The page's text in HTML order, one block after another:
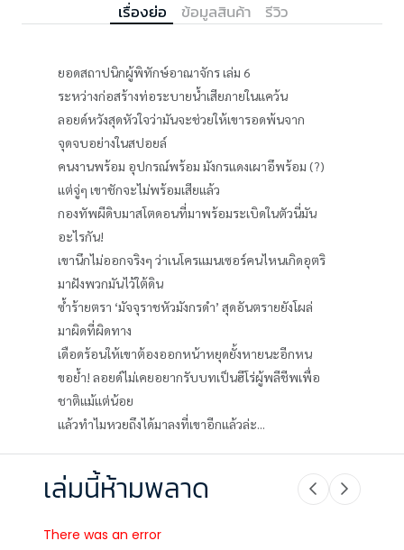
เรื่องย่อ ข้อมูลสินค้า รีวิว
ยอดสถาปนิกผู้พิทักษ์อาณาจักร เล่ม 6
ระหว่างก่อสร้างท่อระบายน้ำเสียภายในแคว้น
ลอยด์หวังสุดหัวใจว่ามันจะช่วยให้เขารอดพ้นจาก
จุดจบอย่างในสปอยล์
คนงานพร้อม อุปกรณ์พร้อม มังกรแดงเผาอึพร้อม (?)
แต่จู่ๆ เขาชักจะไม่พร้อมเสียแล้ว
กองทัพผีดิบมาสโตดอนที่มาพร้อมระเบิดในตัวนี่มัน
อะไรกัน!
เขานึกไม่ออกจริงๆ ว่าเนโครแมนเซอร์คนไหนเกิดอุตริ
มาฝังพวกมันไว้ใต้ดิน
ซ้ำร้ายตรา ‘มัจจุราชหัวมังกรดำ’ สุดอันตรายยังโผล่
มาผิดที่ผิดทาง
เดือดร้อนให้เขาต้องออกหน้าหยุดยั้งหายนะอีกหน
ขอย้ำ! ลอยด์ไม่เคยอยากรับบทเป็นฮีโร่ผู้พลีชีพเพื่อ
ชาติแม้แต่น้อย
แล้วทำไมหวยถึงได้มาลงที่เขาอีกแล้วล่ะ...
เล่มนี้ห้ามพลาด
There was an error